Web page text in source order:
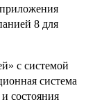
8 для
с системой
система
состояния